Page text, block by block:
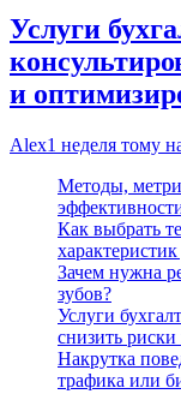
Услуги
и
Alex1 неделя тому
Методы,
Как выбрать
Зачем нужна
зубов?
Услуги
снизить
Накрутка
трафика или